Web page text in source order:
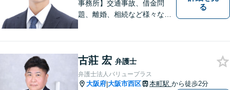
事務所】交通事故、借金問
題、離婚、相続など様々な問
い！
る
古莊 宏 弁護士
弁護士法人バリュープラス
大阪府|大阪市西区 本町駅 から徒歩2分